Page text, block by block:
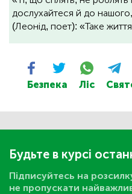
дослухайтеся й до нашого,
(Леонід, поет): «Таке
Безпека Ліс
Будьте в курсі
Підписуйтесь на
не пропускати